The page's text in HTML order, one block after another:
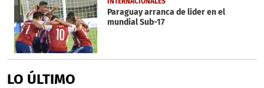
Paraguay arranca de líder en el
mundial Sub-17
LO ÚLTIMO